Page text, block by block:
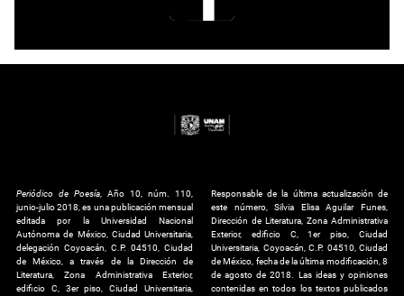
Periódico de Poesía , Año 10, núm. 110,
junio-julio 2018, es una publicación mensual
editada por la Universidad Nacional
Autónoma de México, Ciudad Universitaria,
delegación Coyoacán, C.P. 04510, Ciudad
de México, a través de la Dirección de
Literatura, Zona Administrativa Exterior,
edificio C, 3er piso, Ciudad Universitaria,
Responsable de la última actualización de
este número, Silvia Elisa Aguilar Funes,
Dirección de Literatura, Zona Administrativa
Exterior, edificio C, 1er piso, Ciudad
Universitaria, Coyoacán, C.P. 04510, Ciudad
de México, fecha de la última modificación, 8
de agosto de 2018. Las ideas y opiniones
contenidas en todos los textos publicados